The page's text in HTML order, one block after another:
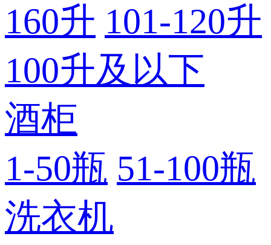
160升 101-120升
100升及以下
酒柜
1-50瓶 51-100瓶
洗衣机